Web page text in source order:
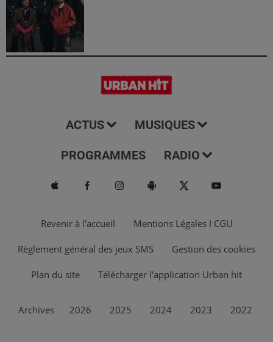
ACTUS MUSIQUES
PROGRAMMES RADIO
Revenir à l'accueil Mentions Légales I CGU
Règlement général des jeux SMS Gestion des cookies
Plan du site Télécharger l'application Urban hit
Archives 2026 2025 2024 2023 2022